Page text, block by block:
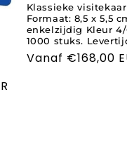
Klassieke
Formaat: 8,5 x 5,5
enkelzijdig Kleur
1000 stuks.
Normale
Vanaf €168,00